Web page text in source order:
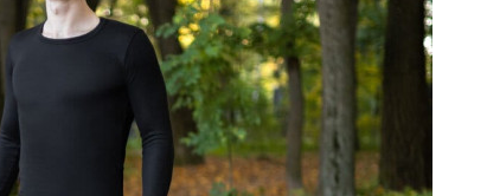
Лосины
КОМПЛЕКТИ
Куртка й штани
Тактичні рукавиці
Тактичні шкарпетки
ТЕРМО-КОМПЛЕКТИ
ФУТБОЛКИ І СОРОЧКИ